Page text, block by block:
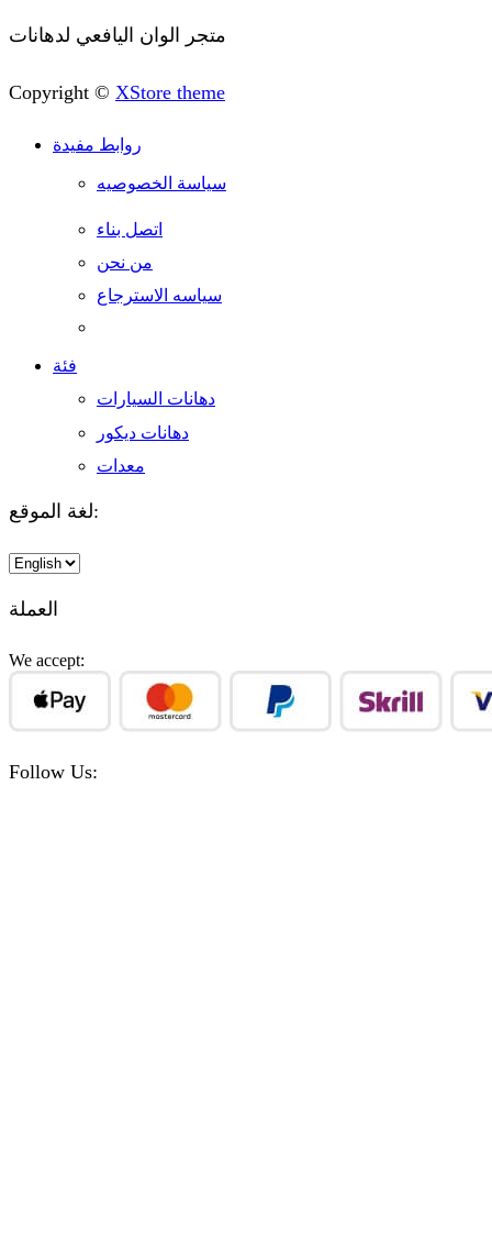
متجر الوان اليافعي لدهانات
Copyright © XStore theme
روابط مفيدة
سياسة الخصوصيه
اتصل بناء
من نحن
سياسه الاسترجاع
فئة
دهانات السيارات
دهانات ديكور
معدات
لغة الموقع:
Choose
language
العملة
We accept:
Follow Us: